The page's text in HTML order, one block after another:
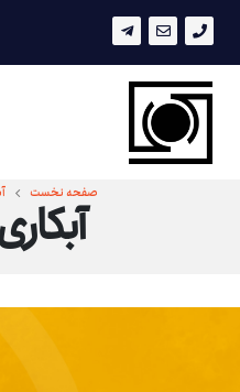
صفحه نخست